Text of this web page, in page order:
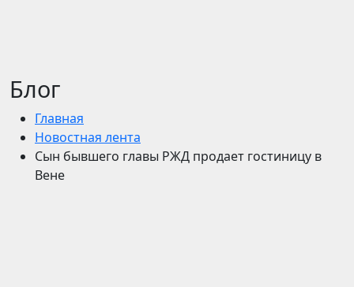
Блог
Главная
Новостная лента
Сын бывшего главы РЖД продает гостиницу в
Вене